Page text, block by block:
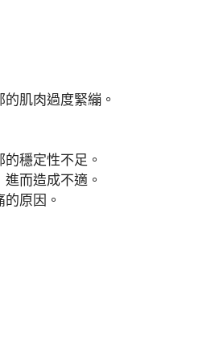
肌肉過度緊繃。
穩定性不足。
而造成不適。
原因。